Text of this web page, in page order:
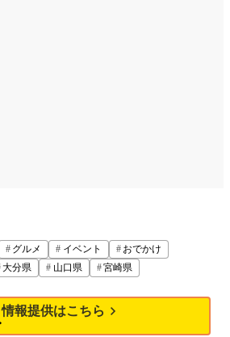
グルメ イベント
おでかけ
大分県 山口県 宮崎県
情報提供はこちら